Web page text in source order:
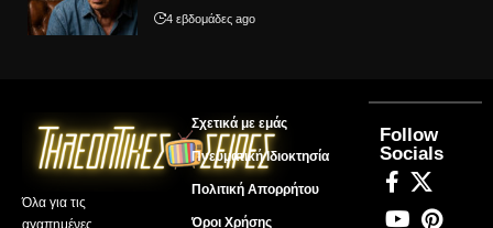
4 εβδομάδες ago
Όλα για τις
αγαπημένες
Σχετικά με εμάς
Πνευματική Ιδιοκτησία
Πολιτική Απορρήτου
Όροι Χρήσης
Follow
Socials